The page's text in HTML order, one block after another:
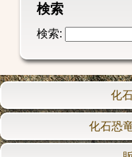
検索
検索:
化
化石恐